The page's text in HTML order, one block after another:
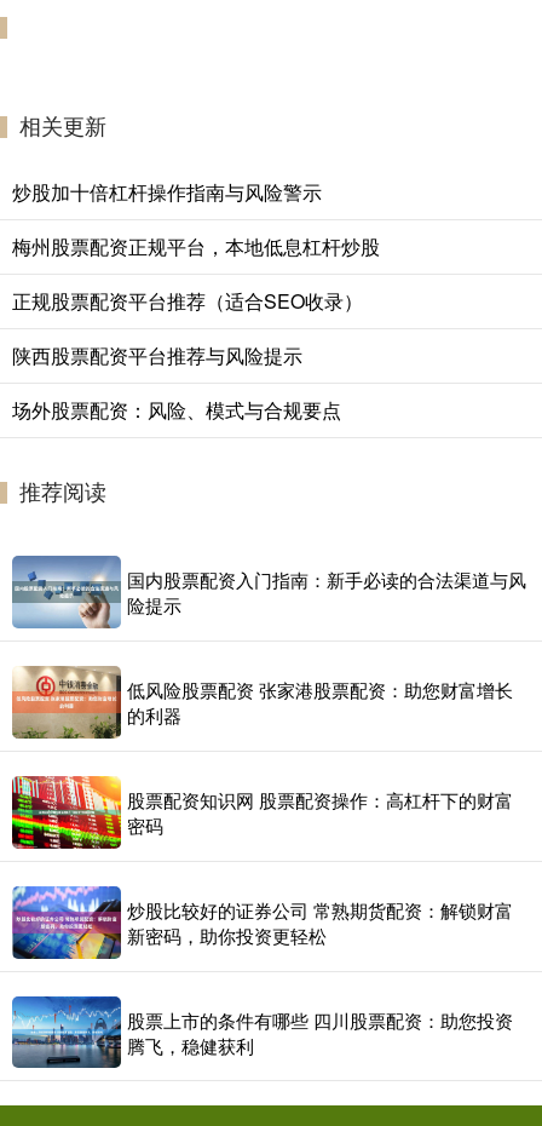
相关更新
炒股加十倍杠杆操作指南与风险警示
梅州股票配资正规平台，本地低息杠杆炒股
正规股票配资平台推荐（适合SEO收录）
陕西股票配资平台推荐与风险提示
场外股票配资：风险、模式与合规要点
推荐阅读
国内股票配资入门指南：新手必读的合法渠道与风
险提示
低风险股票配资 张家港股票配资：助您财富增长
的利器
股票配资知识网 股票配资操作：高杠杆下的财富
密码
炒股比较好的证券公司 常熟期货配资：解锁财富
新密码，助你投资更轻松
股票上市的条件有哪些 四川股票配资：助您投资
腾飞，稳健获利